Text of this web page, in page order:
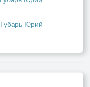
Губарь Юрий